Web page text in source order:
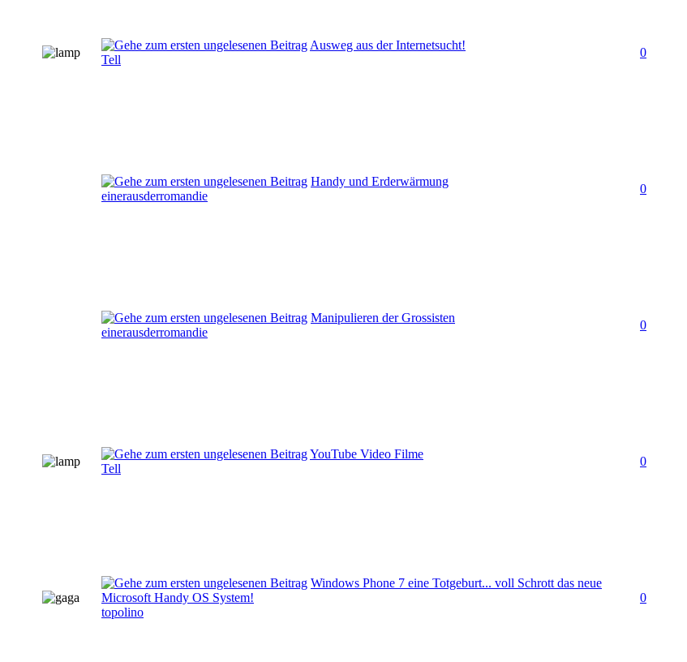
Ausweg aus der Internetsucht!
Tell
0
Handy und Erderwärmung
einerausderromandie
0
Manipulieren der Grossisten
einerausderromandie
0
YouTube Video Filme
Tell
0
Windows Phone 7 eine Totgeburt... voll Schrott das neue
Microsoft Handy OS System!
topolino
0